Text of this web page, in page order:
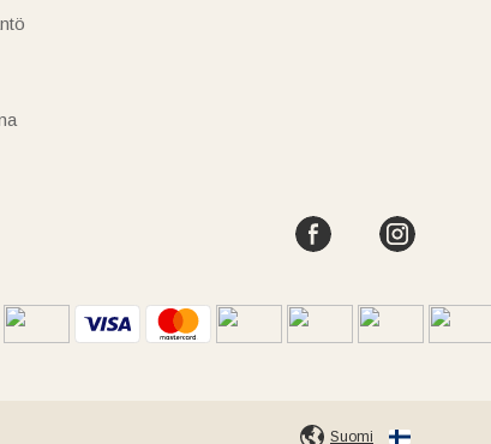
Suomi